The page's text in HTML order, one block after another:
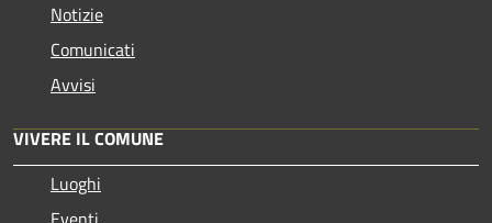
Notizie
Comunicati
Avvisi
VIVERE IL COMUNE
Luoghi